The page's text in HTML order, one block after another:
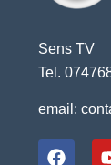
Sens TV
Tel.
email: